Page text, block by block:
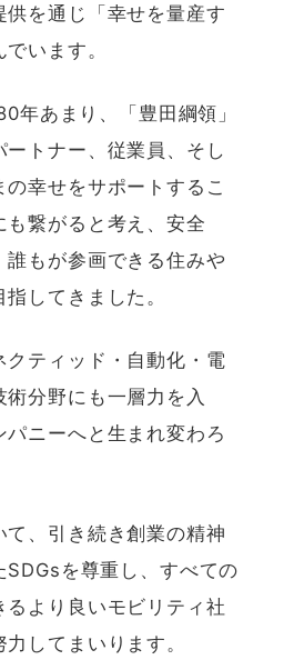
供を通じ「幸せを量産す
います。
年あまり、「豊田綱領」
トナー、従業員、そし
幸せをサポートするこ
も繋がると考え、安全
誰もが参画できる住みや
してきました。
ティッド・自動化・電
分野にも一層力を入
ニーへと生まれ変わろ
て、引き続き創業の精神
SDGsを尊重し、すべての
るより良いモビリティ社
してまいります。